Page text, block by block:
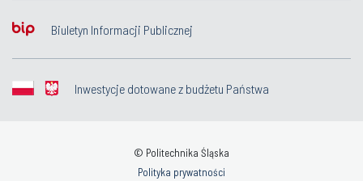
Biuletyn Informacji Publicznej
Inwestycje dotowane z budżetu Państwa
© Politechnika Śląska
Polityka prywatności